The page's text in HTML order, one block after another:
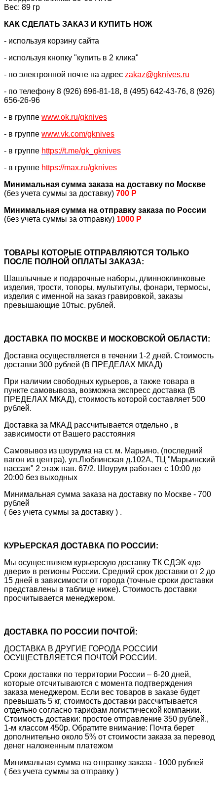
Вес: 89 гр
КАК CДЕЛАТЬ ЗАКАЗ И КУПИТЬ НОЖ
- используя корзину сайта
- используя кнопку "купить в 2 клика"
- по электронной почте на адрес zakaz@gknives.ru
- по телефону 8 (926) 696-81-18, 8 (495) 642-43-76, 8 (926)
656-26-96
- в группе www.ok.ru/gknives
- в группе www.vk.com/gknives
- в группе https://t.me/gk_gknives
- в группе https://max.ru/gknives
Минимальная сумма заказа на доставку по Москве
(без учета суммы за доставку) 700 Р
Минимальная сумма на отправку заказа по России
(без учета суммы за отправку) 1000 Р
ТОВАРЫ КОТОРЫЕ ОТПРАВЛЯЮТСЯ ТОЛЬКО
ПОСЛЕ ПОЛНОЙ ОПЛАТЫ ЗАКАЗА:
Шашлычные и подарочные наборы, длинноклинковые
изделия, трости, топоры, мультитулы, фонари, термосы,
изделия с именной на заказ гравировкой, заказы
превышающие 10тыс. рублей.
ДОСТАВКА ПО МОСКВЕ И МОСКОВСКОЙ ОБЛАСТИ:
Доставка осуществляется в течении 1-2 дней. Стоимость
доставки 300 рублей (В ПРЕДЕЛАХ МКАД)
При наличии свободных курьеров, а также товара в
пункте самовывоза, возможна экспресс доставка (В
ПРЕДЕЛАХ МКАД), стоимость которой составляет 500
рублей.
Доставка за МКАД рассчитывается отдельно , в
зависимости от Вашего расстояния
Самовывоз из шоурума на ст. м. Марьино, (последний
вагон из центра), ул.Люблинская д.102А, ТЦ "Марьинский
пассаж" 2 этаж пав. 67/2. Шоурум работает с 10:00 до
20:00 без выходных
Минимальная сумма заказа на доставку по Москве - 700
рублей
( без учета суммы за доставку ) .
КУРЬЕРСКАЯ ДОСТАВКА ПО РОССИИ:
Мы осуществляем курьерскую доставку ТК СДЭК «до
двери» в регионы России. Средний срок доставки от 2 до
15 дней в зависимости от города (точные сроки доставки
представлены в таблице ниже). Стоимость доставки
просчитывается менеджером.
ДОСТАВКА ПО РОССИИ ПОЧТОЙ:
ДОСТАВКА В ДРУГИЕ ГОРОДА РОССИИ
ОСУЩЕСТВЛЯЕТСЯ ПОЧТОЙ РОССИИ.
Сроки доставки по территории России – 6-20 дней,
которые отсчитываются с момента подтверждения
заказа менеджером. Если вес товаров в заказе будет
превышать 5 кг, стоимость доставки рассчитывается
отдельно согласно тарифам логистической компании.
Стоимость доставки: простое отправление 350 рублей.,
1-м классом 450р. Обратите внимание: Почта берет
дополнительно около 5% от стоимости заказа за перевод
денег наложенным платежом
Минимальная сумма на отправку заказа - 1000 рублей
( без учета суммы за отправку )